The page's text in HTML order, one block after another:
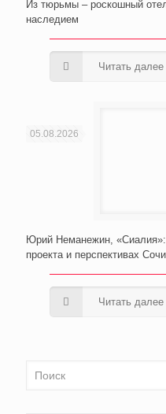
Из тюрьмы – роскошный
наследием
Читать далее
05.08.2026
Юрий Неманежин, «Сиалия»:
проекта и перспективах
Читать далее